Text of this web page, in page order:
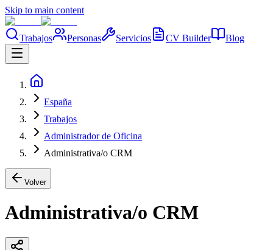
Skip to main content
Trabajos Personas Servicios CV Builder Blog
España
Trabajos
Administrador de Oficina
Administrativa/o CRM
Volver
Administrativa/o CRM